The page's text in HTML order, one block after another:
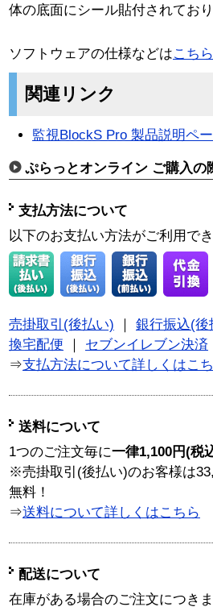
体の底面にシール貼付されてお
ソフトウェアの仕様などはこち
関連リンク
監視BlockS Pro 製品説明ペ
ぷらっとオンライン ご購入の
支払方法について
以下のお支払い方法がご利用で
売掛取引(後払い)
銀行振込(後
換宅配便
セブンイレブン決済
⇒支払方法について詳しくはこ
送料について
1つのご注文毎に一律1,100円(税
※売掛取引(後払い)のお客様は
無料！
⇒送料について詳しくはこちら
配送について
在庫がある場合のご注文につき